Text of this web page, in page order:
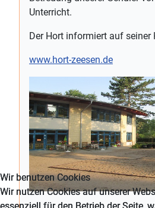
Unterricht.
Der Hort informiert auf seiner
www.hort-zeesen.de
Wir benutzen Cookies
Wir nutzen Cookies auf unserer
Wir benutzen Cookies
Wir nutzen Cookies auf unserer